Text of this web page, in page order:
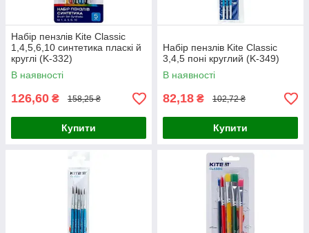
Набір пензлів Kite Classic
1,4,5,6,10 синтетика пласкі й
круглі (K-332)
В наявності
126,60 ₴ 158,25 ₴
Купити
Набір пензлів Kite Classic
3,4,5 поні круглий (K-349)
В наявності
82,18 ₴ 102,72 ₴
Купити